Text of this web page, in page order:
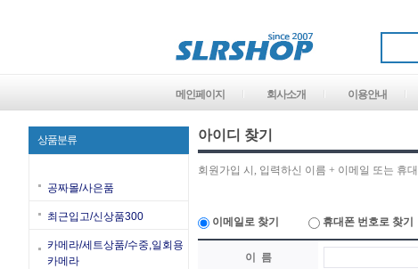
메인페이지 회사소개 이용안내
상품분류
공짜몰/사은품
최근입고/신상품300
카메라/세트상품/수중,일회용
카메라
아이디 찾기
회원가입 시, 입력하신 이름 + 이메일 또는 휴
이메일로 찾기 휴대폰 번호로 찾기
이 름